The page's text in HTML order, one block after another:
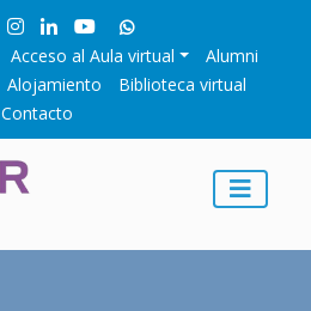
Acceso al Aula virtual
Alumni
Alojamiento
Biblioteca virtual
Contacto